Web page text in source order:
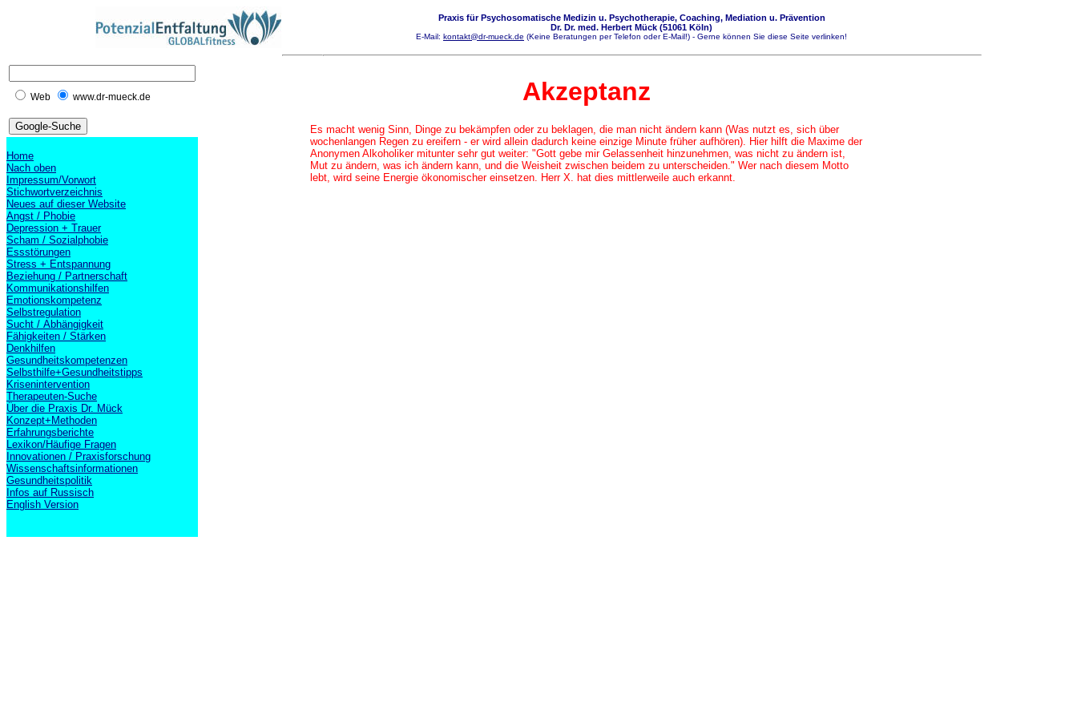
Praxis für Psychosomatische Medizin u. Psychotherapie, Coaching, Mediation u. Prävention
Dr. Dr. med. Herbert Mück (51061 Köln)
E-Mail: kontakt@dr-mueck.de (Keine Beratungen per Telefon oder E-Mail!) - Gerne können Sie diese Seite verlinken!
Web www.dr-mueck.de
Home
Nach oben
Impressum/Vorwort
Stichwortverzeichnis
Neues auf dieser Website
Angst / Phobie
Depression + Trauer
Scham / Sozialphobie
Essstörungen
Stress + Entspannung
Beziehung / Partnerschaft
Kommunikationshilfen
Emotionskompetenz
Selbstregulation
Sucht / Abhängigkeit
Fähigkeiten / Stärken
Denkhilfen
Gesundheitskompetenzen
Selbsthilfe+Gesundheitstipps
Krisenintervention
Therapeuten-Suche
Über die Praxis Dr. Mück
Konzept+Methoden
Erfahrungsberichte
Lexikon/Häufige Fragen
Innovationen / Praxisforschung
Wissenschaftsinformationen
Gesundheitspolitik
Infos auf Russisch
English Version
Akzeptanz
Es macht wenig Sinn, Dinge zu bekämpfen oder zu beklagen, die man nicht ändern kann (Was nutzt es, sich über
wochenlangen Regen zu ereifern - er wird allein dadurch keine einzige Minute früher aufhören). Hier hilft die Maxime der
Anonymen Alkoholiker mitunter sehr gut weiter: "Gott gebe mir Gelassenheit hinzunehmen, was nicht zu ändern ist,
Mut zu ändern, was ich ändern kann, und die Weisheit zwischen beidem zu unterscheiden." Wer nach diesem Motto
lebt, wird seine Energie ökonomischer einsetzen. Herr X. hat dies mittlerweile auch erkannt.